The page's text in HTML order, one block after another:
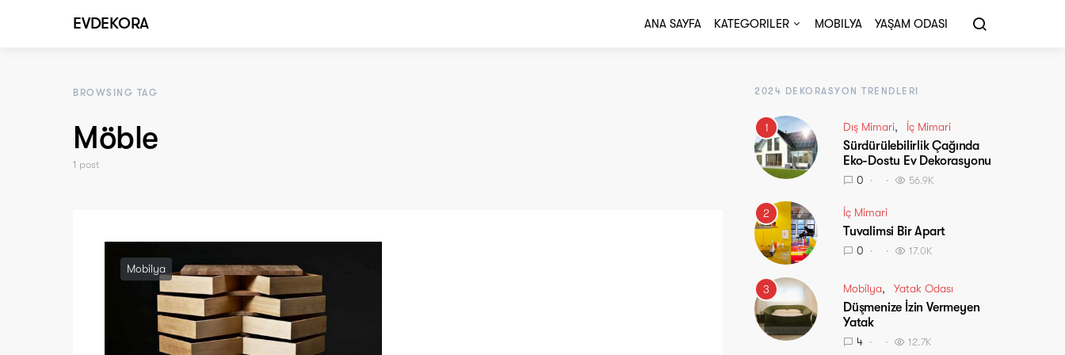
EVDEKORA ANA SAYFA KATEGORILER MOBILYA YAŞAM ODASI
BROWSING TAG
Möble
1 post
Mobilya
2024 DEKORASYON TRENDLERI
1 Dış Mimari İç Mimari
Sürdürülebilirlik Çağında
Eko-Dostu Ev Dekorasyonu
0 56.9K
2 İç Mimari
Tuvalimsi Bir Apart
0 17.0K
3 Mobilya Yatak Odası
Düşmenize İzin Vermeyen
Yatak
4 12.7K